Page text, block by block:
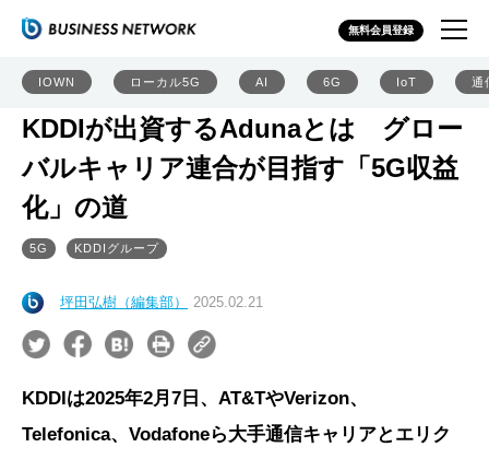
無料会員登録
IOWN ローカル5G AI 6G IoT 通
KDDIが出資するAdunaとは グロー
バルキャリア連合が目指す「5G収益
化」の道
5G KDDIグループ
坪田弘樹（編集部） 2025.02.21
KDDIは2025年2月7日、AT&TやVerizon、
Telefonica、Vodafoneら大手通信キャリアとエリク